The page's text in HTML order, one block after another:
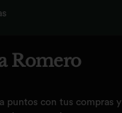
Romero
puntos con tus compras y